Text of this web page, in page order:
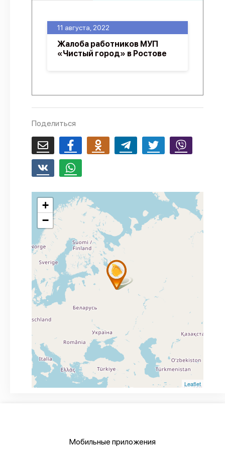
Политика конфиденциальности
11 августа, 2022
Жалоба работников МУП
«Чистый город» в Ростове
Поделиться
+
−
Leaflet
Мобильные приложения